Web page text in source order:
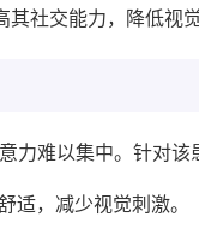
社交能力，降低视
难以集中。针对该
适，减少视觉刺激。